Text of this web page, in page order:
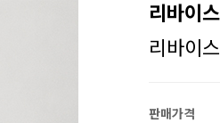
리바이스
리바이
판매가격